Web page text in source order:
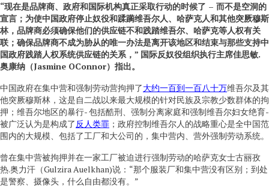
“现在是品牌商、政府和国际机构真正采取行动的时候了 – 而不是空洞的
宣言；为使中国政府停止奴役和蹂躏维吾尔人、哈萨克人和其他突厥穆斯
林，品牌商必须确保他们的供应链不和践踏维吾尔、哈萨克等人权有关
联；确保品牌商不成为胁从的唯一办法是离开该地区和结束与那些支持中
国政府践踏人权系统供应链的关系，” 国际反奴役组织执行主席佳思敏.
奥康纳 （Jasmine OConnor）指出。
中国政府在集中营和强制劳动营拘押了大约一百到一百八十万维吾尔及其
他突厥穆斯林，这是自二战以来最大规模的针对民族及宗教少数群体的拘
押；维吾尔地区的暴行- 包括酷刑、强制分离家庭和强制维吾尔妇女绝育-
被广泛认为是构成了反人类罪 ；政府控制维吾尔人的战略重心是全中国范
围内的大规模、包括了工厂和大公司的，集中营内、营外强制劳动系统。
曾在集中营被拘押并在一家工厂被迫进行强制劳动的哈萨克女士古丽孜
热.奥力汗（Gulzira Auelkhan)说：“那个服装厂和集中营没有区别；到处
是警察、摄像头，什么自由都没有。”